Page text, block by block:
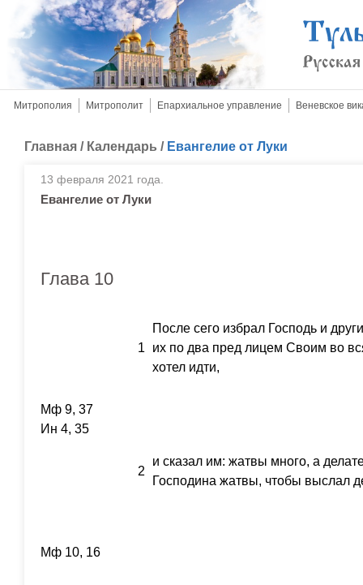
Митрополия Митрополит Епархиальное управление Веневское
Главная / Календарь / Евангелие от Луки
13 февраля 2021 года.
Евангелие от Луки
Глава 10
1
После сего избрал Господь и
их по два пред лицем Своим во
хотел идти,
Мф 9, 37
Ин 4, 35
2
и сказал им: жатвы много, а
Господина жатвы, чтобы выслал
Мф 10, 16